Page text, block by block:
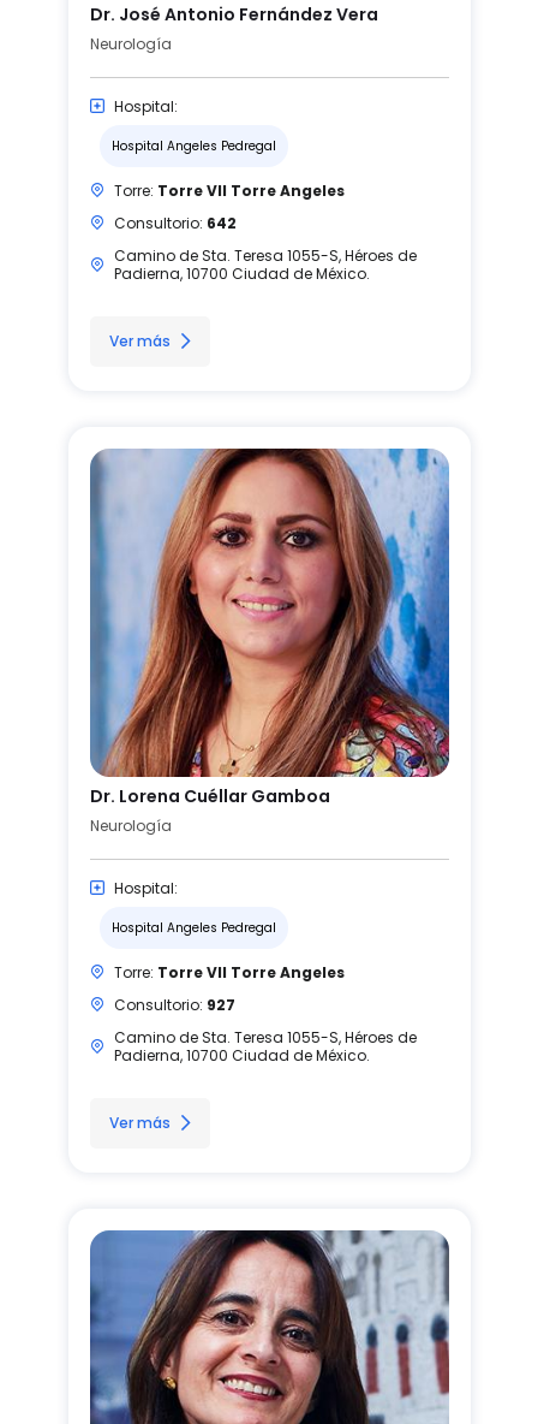
Dr. José Antonio Fernández Vera
Neurología
Hospital:
Hospital Angeles Pedregal
Torre: Torre VII Torre Angeles
Consultorio: 642
Camino de Sta. Teresa 1055-S, Héroes de
Padierna, 10700 Ciudad de México.
Ver más
Dr. Lorena Cuéllar Gamboa
Neurología
Hospital:
Hospital Angeles Pedregal
Torre: Torre VII Torre Angeles
Consultorio: 927
Camino de Sta. Teresa 1055-S, Héroes de
Padierna, 10700 Ciudad de México.
Ver más